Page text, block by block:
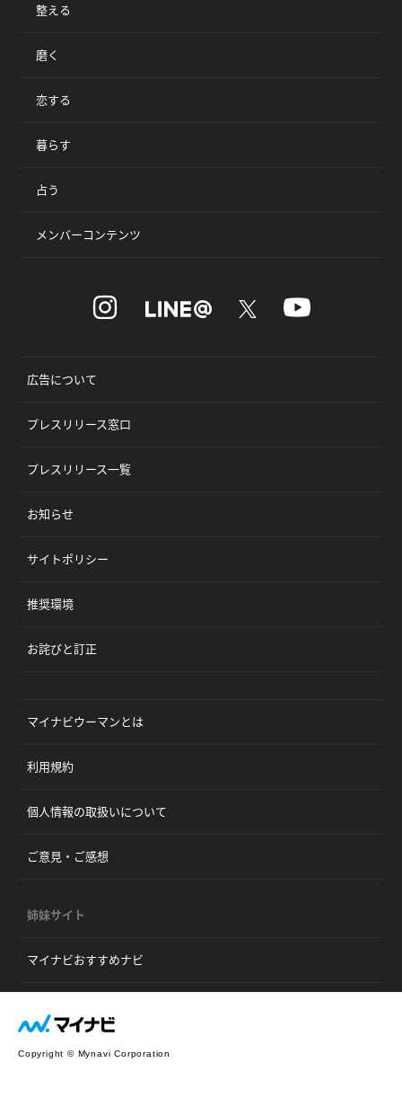
整える
磨く
恋する
暮らす
占う
メンバーコンテンツ
広告について
プレスリリース窓口
プレスリリース一覧
お知らせ
サイトポリシー
推奨環境
お詫びと訂正
マイナビウーマンとは
利用規約
個人情報の取扱いについて
ご意見・ご感想
姉妹サイト
マイナビおすすめナビ
Copyright © Mynavi Corporation